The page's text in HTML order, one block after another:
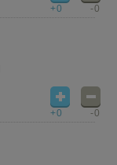
+0 -0
+0 -0